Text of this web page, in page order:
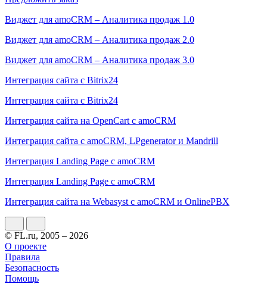
Виджет для amoCRM – Аналитика продаж 1.0
Виджет для amoCRM – Аналитика продаж 2.0
Виджет для amoCRM – Аналитика продаж 3.0
Интеграция сайта с Bitrix24
Интеграция сайта с Bitrix24
Интеграция сайта на OpenCart с amoCRM
Интеграция сайта с amoCRM, LPgenerator и Mandrill
Интеграция Landing Page с amoCRM
Интеграция Landing Page с amoCRM
Интеграция сайта на Webasyst с amoCRM и OnlinePBX
© FL.ru, 2005 – 2026
О проекте
Правила
Безопасность
Помощь